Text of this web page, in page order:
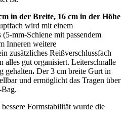
in der Breite, 16 cm in der Höhe
wird mit einem
mm-Schiene mit passendem
Inneren weitere
zusätzliches Reißverschlussfach
alles gut organisiert. Leiterschnalle
gehalten. Der 3 cm breite Gurt in
und ermöglicht das Tragen über
Formstabilität wurde die